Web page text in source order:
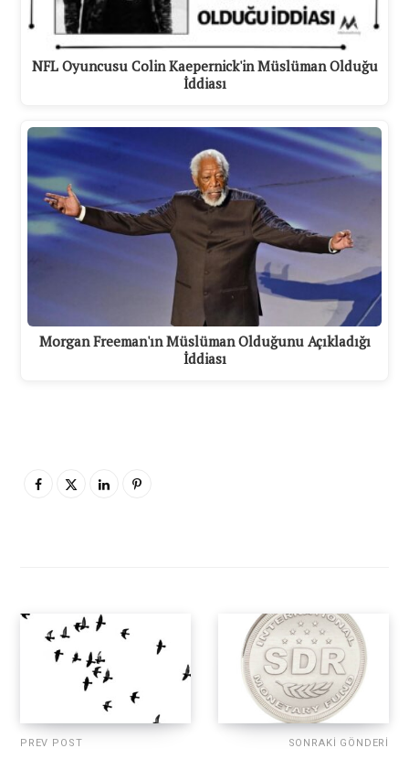
NFL Oyuncusu Colin Kaepernick'in Müslüman Olduğu
İddiası
Morgan Freeman'ın Müslüman Olduğunu Açıkladığı
İddiası
PREV POST SONRAKI GÖNDERI